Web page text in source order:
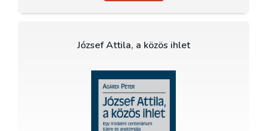
József Attila, a közös ihlet